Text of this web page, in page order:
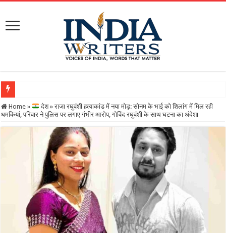
Home » देश » राजा रघुवंशी हत्याकांड में नया मोड़: सोनम के भाई को शिलांग में मिल रही
धमकियां, परिवार ने पुलिस पर लगाए गंभीर आरोप, गोविंद रघुवंशी के साथ घटना का अंदेशा